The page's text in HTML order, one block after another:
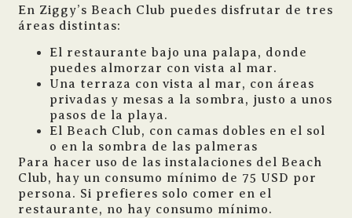
En Ziggy’s Beach Club puedes disfrutar de tres
áreas distintas:
El restaurante bajo una palapa, donde
puedes almorzar con vista al mar.
Una terraza con vista al mar, con áreas
privadas y mesas a la sombra, justo a unos
pasos de la playa.
El Beach Club, con camas dobles en el sol
o en la sombra de las palmeras
Para hacer uso de las instalaciones del Beach
Club, hay un consumo mínimo de 75 USD por
persona. Si prefieres solo comer en el
restaurante, no hay consumo mínimo.